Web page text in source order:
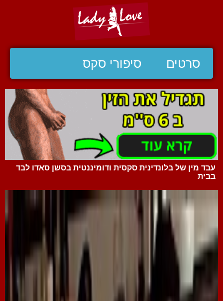
סרטים סיפורי סקס
עבד מין של בלונדינית סקסית ודומיננטית בסשן סאדו לבד
בבית